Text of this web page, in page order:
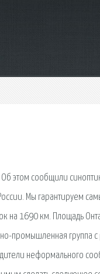
этом сообщили
Мы гарантируем
на 1690 км. Площадь
промышленная группа
неформального